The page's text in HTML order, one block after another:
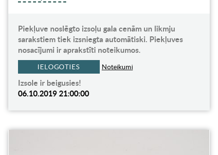
Piekļuve noslēgto izsoļu gala cenām un likmju
sarakstiem tiek izsniegta automātiski. Piekļuves
nosacījumi ir aprakstīti noteikumos.
IELOGOTIES Noteikumi
Izsole ir beigusies!
06.10.2019 21:00:00